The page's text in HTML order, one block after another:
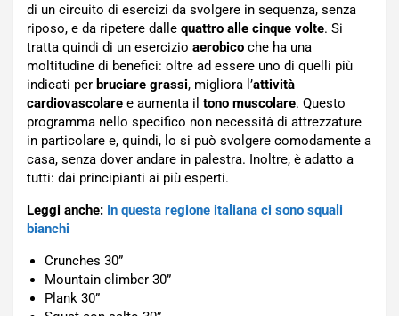
di un circuito di esercizi da svolgere in sequenza, senza
riposo, e da ripetere dalle quattro alle cinque volte. Si
tratta quindi di un esercizio aerobico che ha una
moltitudine di benefici: oltre ad essere uno di quelli più
indicati per bruciare grassi, migliora l’attività
cardiovascolare e aumenta il tono muscolare. Questo
programma nello specifico non necessità di attrezzature
in particolare e, quindi, lo si può svolgere comodamente a
casa, senza dover andare in palestra. Inoltre, è adatto a
tutti: dai principianti ai più esperti.
Leggi anche: In questa regione italiana ci sono squali
bianchi
Crunches 30”
Mountain climber 30”
Plank 30”